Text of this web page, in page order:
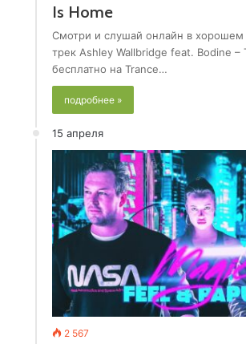
Is Home
Смотри и слушай онлайн в хорошем
трек Ashley Wallbridge feat. Bodine –
бесплатно на Trance…
подробнее »
15 апреля
2 567